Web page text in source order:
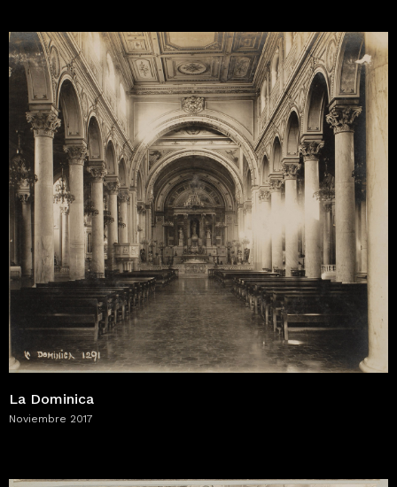
La Dominica
Noviembre 2017